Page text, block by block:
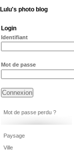
Lulu's photo blog
Login
Identifiant
Mot de passe
Mot de passe perdu ?
Paysage
Ville